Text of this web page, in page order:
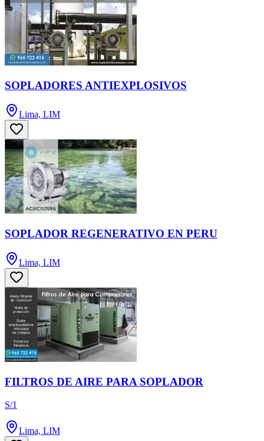
SOPLADORES ANTIEXPLOSIVOS
Lima, LIM
SOPLADOR REGENERATIVO EN PERU
Lima, LIM
FILTROS DE AIRE PARA SOPLADOR
S/1
Lima, LIM